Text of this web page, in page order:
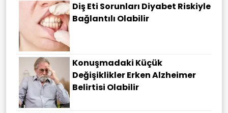
Diş Eti Sorunları Diyabet Riskiyle
Bağlantılı Olabilir
Konuşmadaki Küçük
Değişiklikler Erken Alzheimer
Belirtisi Olabilir